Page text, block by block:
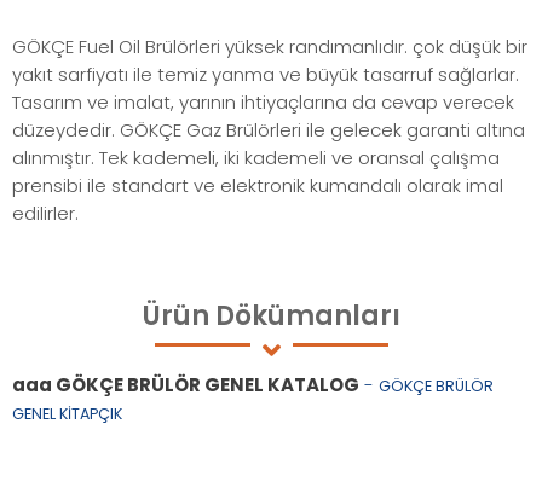
GÖKÇE Fuel Oil Brülörleri yüksek randımanlıdır. çok düşük bir
yakıt sarfiyatı ile temiz yanma ve büyük tasarruf sağlarlar.
Tasarım ve imalat, yarının ihtiyaçlarına da cevap verecek
düzeydedir. GÖKÇE Gaz Brülörleri ile gelecek garanti altına
alınmıştır. Tek kademeli, iki kademeli ve oransal çalışma
prensibi ile standart ve elektronik kumandalı olarak imal
edilirler.
Ürün Dökümanları
aaa GÖKÇE BRÜLÖR GENEL KATALOG - GÖKÇE BRÜLÖR
GENEL KİTAPÇIK